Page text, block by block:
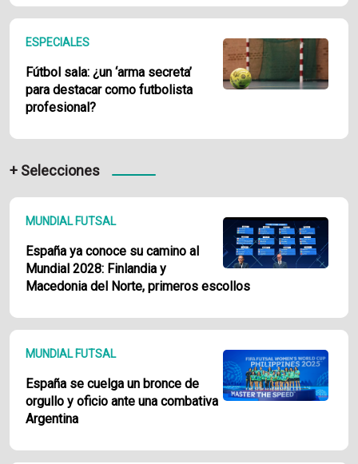
ESPECIALES
Fútbol sala: ¿un ‘arma secreta’
para destacar como futbolista
profesional?
+ Selecciones
MUNDIAL FUTSAL
España ya conoce su camino al
Mundial 2028: Finlandia y
Macedonia del Norte, primeros escollos
MUNDIAL FUTSAL
España se cuelga un bronce de
orgullo y oficio ante una combativa
Argentina